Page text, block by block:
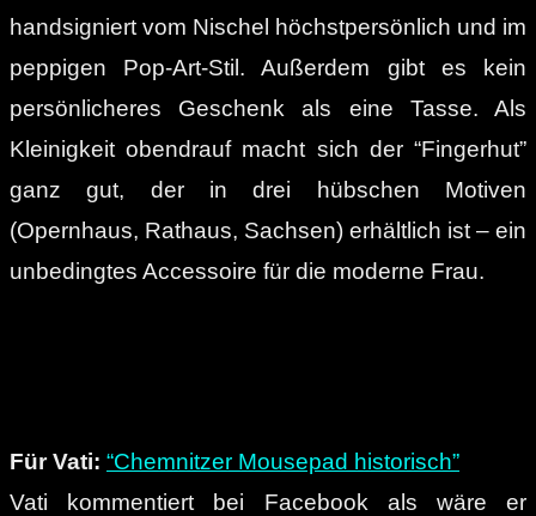
handsigniert vom Nischel höchstpersönlich und im
peppigen Pop-Art-Stil. Außerdem gibt es kein
persönlicheres Geschenk als eine Tasse. Als
Kleinigkeit obendrauf macht sich der “Fingerhut”
ganz gut, der in drei hübschen Motiven
(Opernhaus, Rathaus, Sachsen) erhältlich ist – ein
unbedingtes Accessoire für die moderne Frau.
Für Vati: “Chemnitzer Mousepad historisch”
Vati kommentiert bei Facebook als wäre er